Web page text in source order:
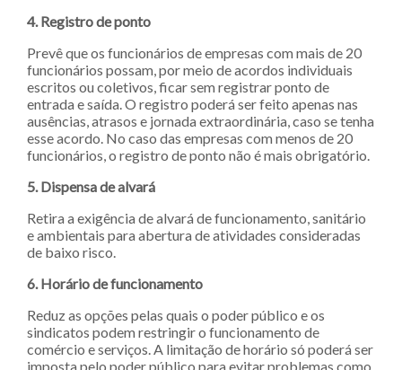
4. Registro de ponto
Prevê que os funcionários de empresas com mais de 20
funcionários possam, por meio de acordos individuais
escritos ou coletivos, ficar sem registrar ponto de
entrada e saída. O registro poderá ser feito apenas nas
ausências, atrasos e jornada extraordinária, caso se tenha
esse acordo. No caso das empresas com menos de 20
funcionários, o registro de ponto não é mais obrigatório.
5. Dispensa de alvará
Retira a exigência de alvará de funcionamento, sanitário
e ambientais para abertura de atividades consideradas
de baixo risco.
6. Horário de funcionamento
Reduz as opções pelas quais o poder público e os
sindicatos podem restringir o funcionamento de
comércio e serviços. A limitação de horário só poderá ser
imposta pelo poder público para evitar problemas como